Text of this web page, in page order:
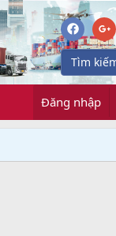
Đăng nhập